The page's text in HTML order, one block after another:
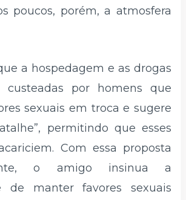
poucos, porém, a atmosfera
a hospedagem e as drogas
custeadas por homens que
sexuais em troca e sugere
permitindo que esses
Com essa proposta
o amigo insinua a
de manter favores sexuais